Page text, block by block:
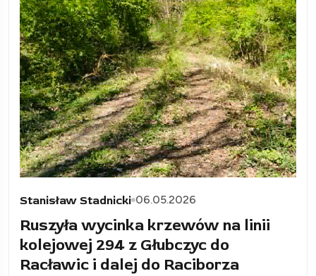
Stanisław Stadnicki 06.05.2026
Ruszyła wycinka krzewów na linii
kolejowej 294 z Głubczyc do
Racławic i dalej do Raciborza